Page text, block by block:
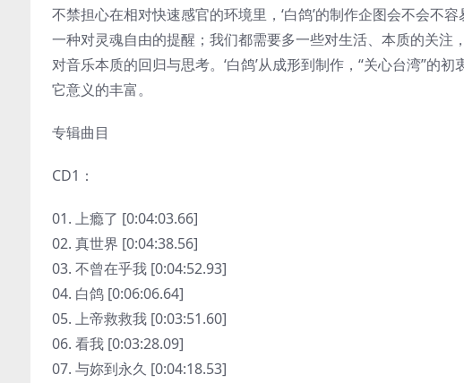
不禁担心在相对快速感官的环境里，‘白鸽’的制作企图会不会不
一种对灵魂自由的提醒；我们都需要多一些对生活、本质的关
对音乐本质的回归与思考。‘白鸽’从成形到制作，“关心台湾”的
它意义的丰富。
专辑曲目
CD1：
01. 上瘾了 [0:04:03.66]
02. 真世界 [0:04:38.56]
03. 不曾在乎我 [0:04:52.93]
04. 白鸽 [0:06:06.64]
05. 上帝救救我 [0:03:51.60]
06. 看我 [0:03:28.09]
07. 与妳到永久 [0:04:18.53]